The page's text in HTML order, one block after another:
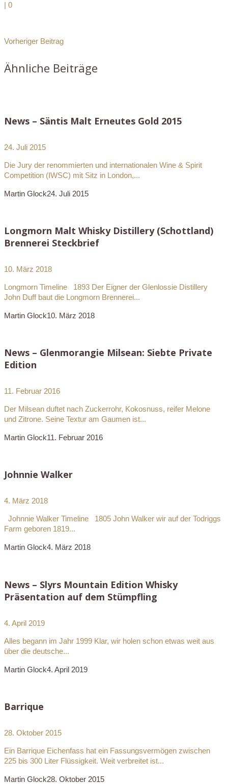
| 0
Vorheriger Beitrag
Ähnliche Beiträge
News – Säntis Malt Erneutes Gold 2015
24. Juli 2015
Die Jury der renommierten und internationalen Wine & Spirit
Competition (IWSC) mit Sitz in London,...
Martin Glock24. Juli 2015
Longmorn Malt Whisky Distillery (Schottland)
Brennerei Steckbrief
10. März 2018
Longmorn Timeline 1893 Der Eigner der Glenlossie Distillery
John Duff baut die Longmorn Brennerei...
Martin Glock10. März 2018
News – Glenmorangie Milsean: Siebte Private
Edition
11. Februar 2016
Der Milsean duftet nach Zuckerrohr, Kokosnuss, reifer Melone
und Zitrone. Seine Textur am Gaumen ist...
Martin Glock11. Februar 2016
Johnnie Walker
4. März 2018
Johnnie Walker Timeline 1805 John Walker wir auf der Todriggs
Farm geboren 1819...
Martin Glock4. März 2018
News – Slyrs Mountain Edition Whisky
Präsentation auf dem Stümpfling
4. April 2019
Alles begann im Jahr 1999 Klar, wir holen schon etwas weit aus
über die deutsche...
Martin Glock4. April 2019
Barrique
28. Oktober 2015
Ein Barrique Eichenfass hat ein Fassungsvermögen zwischen
225 bis 300 Liter Flüssigkeit. Weit verbreitet ist...
Martin Glock28. Oktober 2015